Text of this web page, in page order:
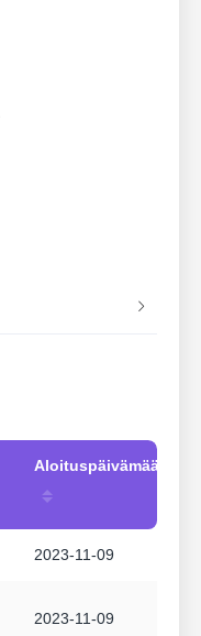
Aloituspäivämäärä
2023-11-09
2023-11-09